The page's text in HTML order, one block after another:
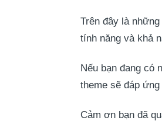
Trên đây là
tính năng và khả
Nếu bạn đang có
theme sẽ đáp
Cảm ơn bạn đã